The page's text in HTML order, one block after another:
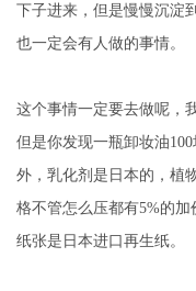
下子进来，但是慢慢沉淀
也一定会有人做的事情。
这个事情一定要去做呢，
但是你发现一瓶卸妆油
外，乳化剂是日本的，植
格不管怎么压都有5%的加
纸张是日本进口再生纸。